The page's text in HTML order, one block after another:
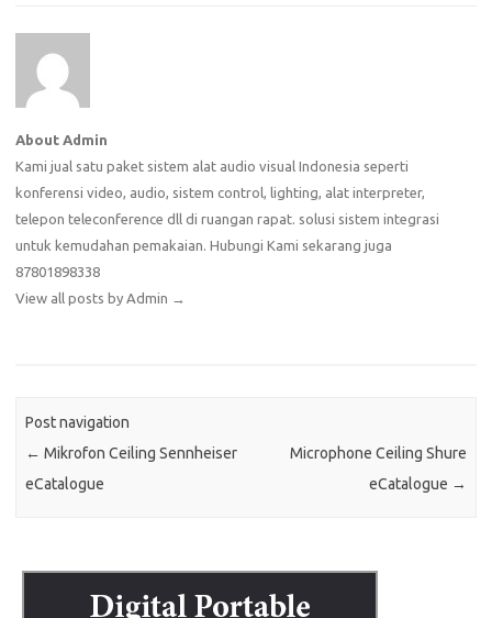
About Admin
Kami jual satu paket sistem alat audio visual Indonesia seperti
konferensi video, audio, sistem control, lighting, alat interpreter,
telepon teleconference dll di ruangan rapat. solusi sistem integrasi
untuk kemudahan pemakaian. Hubungi Kami sekarang juga
87801898338
View all posts by Admin →
Post navigation
← Mikrofon Ceiling Sennheiser
eCatalogue
Microphone Ceiling Shure
eCatalogue →